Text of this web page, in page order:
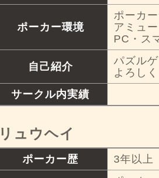
ポーカー環境
ポーカ
アミュ
PC・ス
自己紹介
パズル
よろし
サークル内実績
リュウヘイ
ポーカー歴
3年以上